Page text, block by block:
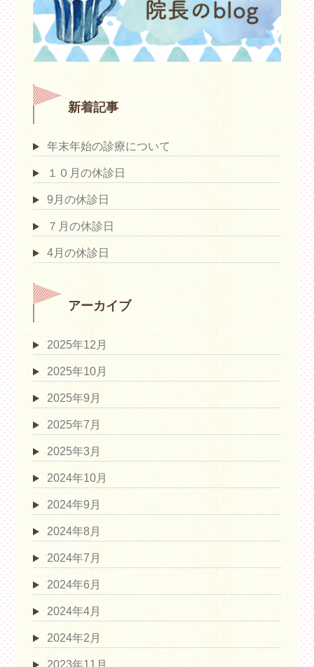
新着記事
年末年始の診療について
１０月の休診日
9月の休診日
７月の休診日
4月の休診日
アーカイブ
2025年12月
2025年10月
2025年9月
2025年7月
2025年3月
2024年10月
2024年9月
2024年8月
2024年7月
2024年6月
2024年4月
2024年2月
2023年11月